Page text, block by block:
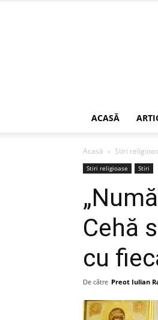
ACASĂ
Acasă Stiri
Stiri religioase Stiri
Cehă
cu
De către Preot Iulian